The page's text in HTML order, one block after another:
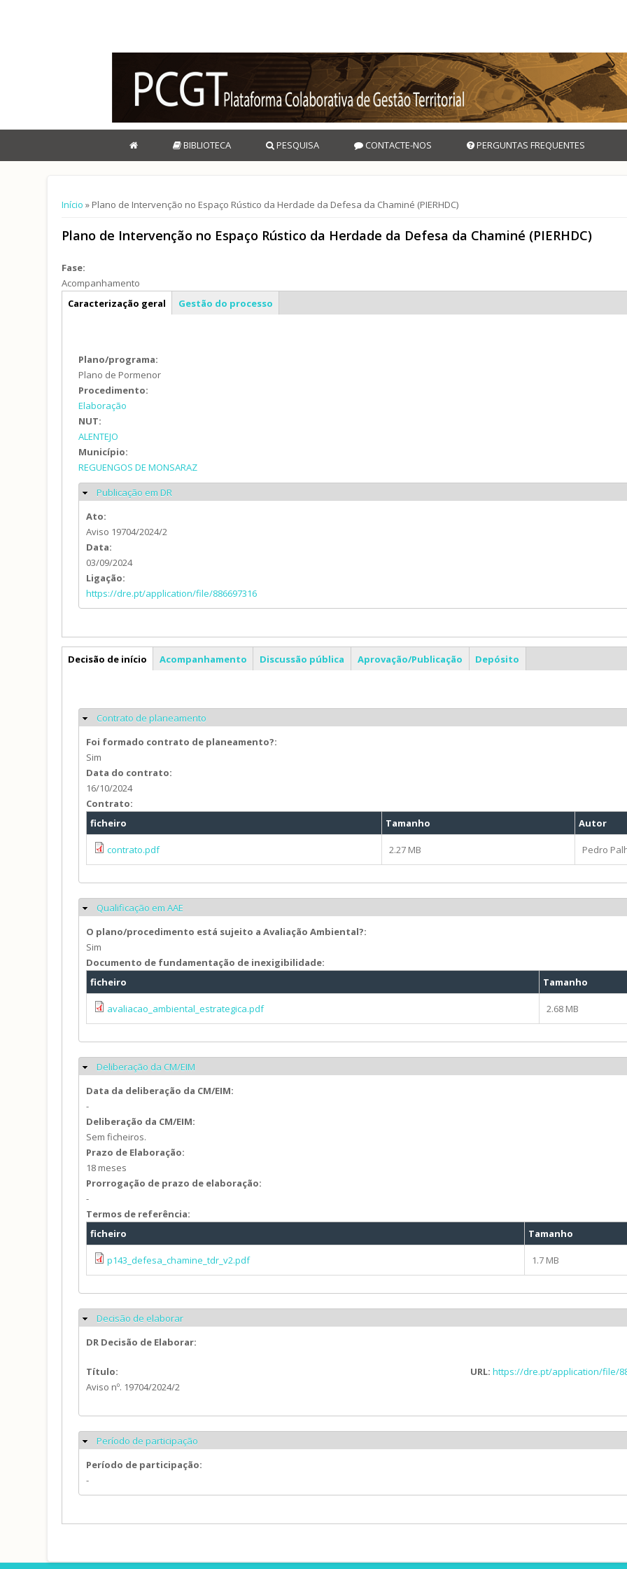
BIBLIOTECA PESQUISA CONTACTE-NOS PERGUNTAS FREQUENTES
Está aqui
Início » Plano de Intervenção no Espaço Rústico da Herdade da Defesa da Chaminé (PIERHDC)
Plano de Intervenção no Espaço Rústico da Herdade da Defesa da Chaminé (PIERHDC)
Fase:
Acompanhamento
Info geral
Caracterização geral Gestão do processo
Plano/programa:
Plano de Pormenor
Procedimento:
Elaboração
NUT:
ALENTEJO
Município:
REGUENGOS DE MONSARAZ
Ocultar
Publicação em DR
Ato:
Aviso 19704/2024/2
Data:
03/09/2024
Ligação:
https://dre.pt/application/file/886697316
PP
Decisão de início Acompanhamento Discussão pública Aprovação/Publicação Depósito
Ocultar
Contrato de planeamento
Foi formado contrato de planeamento?:
Sim
Data do contrato:
16/10/2024
Contrato:
ficheiro
Tamanho Autor
contrato.pdf 2.27 MB Pedro
Ocultar
Qualificação em AAE
O plano/procedimento está sujeito a Avaliação Ambiental?:
Sim
Documento de fundamentação de inexigibilidade:
ficheiro
Tamanho
avaliacao_ambiental_estrategica.pdf 2.68 MB
Ocultar
Deliberação da CM/EIM
Data da deliberação da CM/EIM:
-
Deliberação da CM/EIM:
Sem ficheiros.
Prazo de Elaboração:
18 meses
Prorrogação de prazo de elaboração:
-
Termos de referência:
ficheiro
Tamanho
p143_defesa_chamine_tdr_v2.pdf 1.7 MB
Ocultar
Decisão de elaborar
DR Decisão de Elaborar:
Título:
Aviso nº. 19704/2024/2
URL: https://dre.pt/application/file/
Ocultar
Período de participação
Período de participação:
-